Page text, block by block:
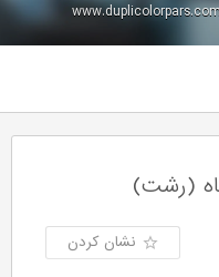
www.duplicolorpars.com
(رشت)
نشان کردن